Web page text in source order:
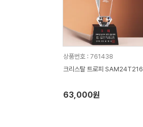
상품번호 : 761438
크리스탈 트로피 SAM24T216
63,000원